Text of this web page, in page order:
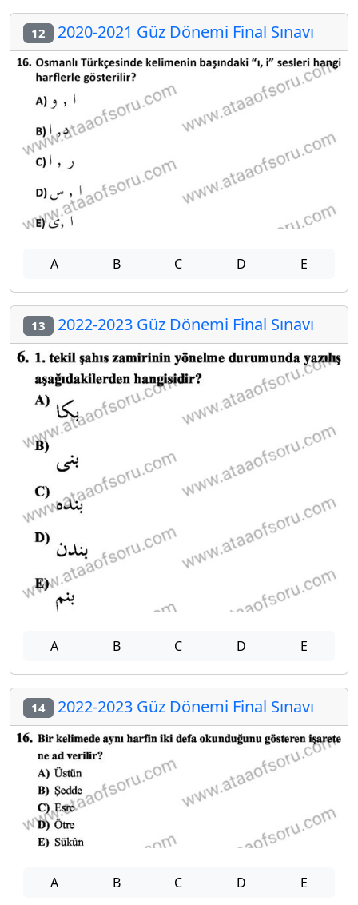
12 2020-2021 Güz Dönemi Final Sınavı
A B C D E
13 2022-2023 Güz Dönemi Final Sınavı
A B C D E
14 2022-2023 Güz Dönemi Final Sınavı
A B C D E